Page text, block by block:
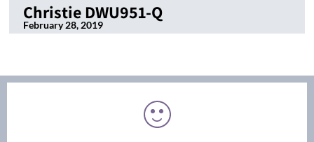
Christie DWU951-Q
February 28, 2019